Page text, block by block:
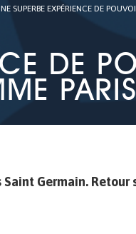
SUPERBE EXPÉRIENCE DE
DE
Germain. Retour